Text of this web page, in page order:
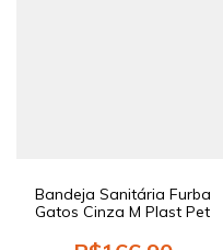
Bandeja Sanitária Furba
Gatos Cinza M Plast Pet